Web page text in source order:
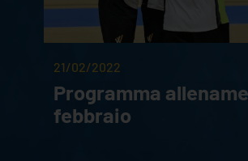
21/02/2022
Programma
febbraio